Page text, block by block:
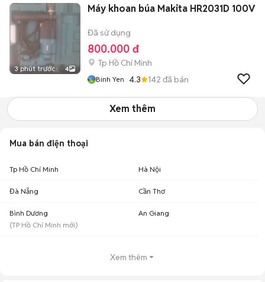
3 phút trước 4
Máy khoan búa Makita HR2031D 100V
Đã sử dụng
800.000 đ
Tp Hồ Chí Minh
Binh Yen 4.3 142 đã bán
Xem thêm
Mua bán điện thoại
Tp Hồ Chí Minh Hà Nội
Đà Nẵng Cần Thơ
Bình Dương
(TP Hồ Chí Minh mới)
An Giang
Xem thêm